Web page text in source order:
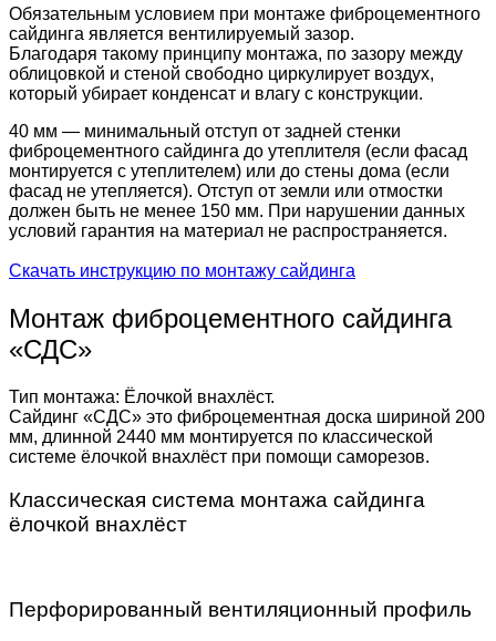
Обязательным условием при монтаже фиброцементного
сайдинга является вентилируемый зазор.
Благодаря такому принципу монтажа, по зазору между
облицовкой и стеной свободно циркулирует воздух,
который убирает конденсат и влагу с конструкции.
40 мм — минимальный отступ от задней стенки
фиброцементного сайдинга до утеплителя (если фасад
монтируется с утеплителем) или до стены дома (если
фасад не утепляется). Отступ от земли или отмостки
должен быть не менее 150 мм. При нарушении данных
условий гарантия на материал не распространяется.
Скачать инструкцию по монтажу сайдинга
Монтаж фиброцементного сайдинга
«СДС»
Тип монтажа: Ёлочкой внахлёст.
Сайдинг «СДС» это фиброцементная доска шириной 200
мм, длинной 2440 мм монтируется по классической
системе ёлочкой внахлёст при помощи саморезов.
Классическая система монтажа сайдинга
ёлочкой внахлёст
Перфорированный вентиляционный профиль